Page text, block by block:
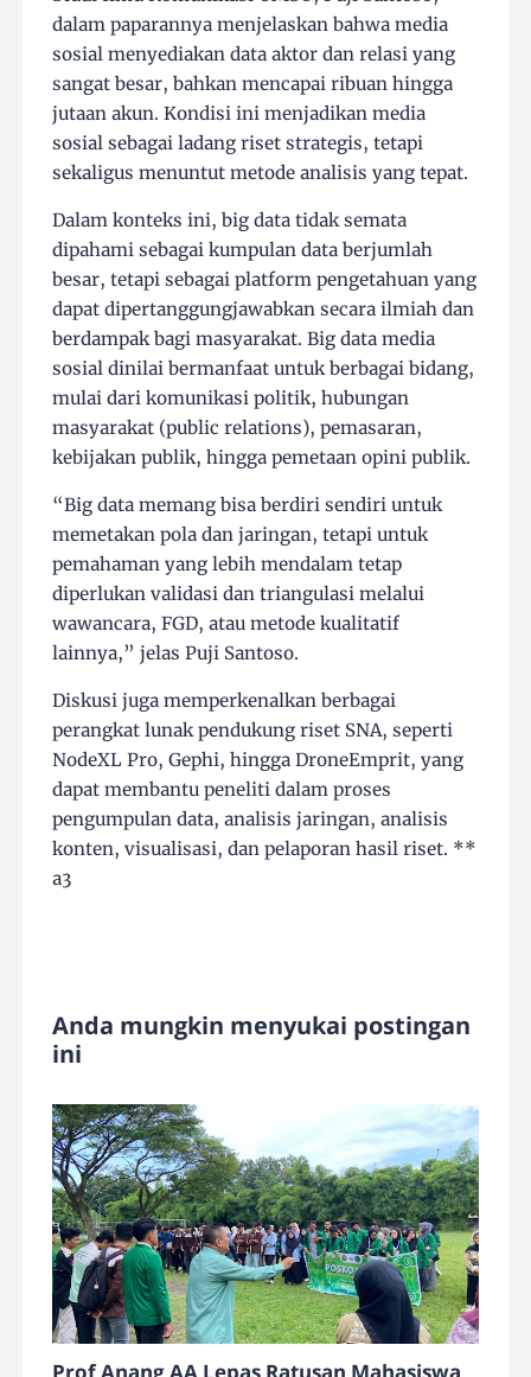
dalam paparannya menjelaskan bahwa media
sosial menyediakan data aktor dan relasi yang
sangat besar, bahkan mencapai ribuan hingga
jutaan akun. Kondisi ini menjadikan media
sosial sebagai ladang riset strategis, tetapi
sekaligus menuntut metode analisis yang tepat.
Dalam konteks ini, big data tidak semata
dipahami sebagai kumpulan data berjumlah
besar, tetapi sebagai platform pengetahuan yang
dapat dipertanggungjawabkan secara ilmiah dan
berdampak bagi masyarakat. Big data media
sosial dinilai bermanfaat untuk berbagai bidang,
mulai dari komunikasi politik, hubungan
masyarakat (public relations), pemasaran,
kebijakan publik, hingga pemetaan opini publik.
“Big data memang bisa berdiri sendiri untuk
memetakan pola dan jaringan, tetapi untuk
pemahaman yang lebih mendalam tetap
diperlukan validasi dan triangulasi melalui
wawancara, FGD, atau metode kualitatif
lainnya,” jelas Puji Santoso.
Diskusi juga memperkenalkan berbagai
perangkat lunak pendukung riset SNA, seperti
NodeXL Pro, Gephi, hingga DroneEmprit, yang
dapat membantu peneliti dalam proses
pengumpulan data, analisis jaringan, analisis
konten, visualisasi, dan pelaporan hasil riset. **
a3
Anda mungkin menyukai postingan
ini